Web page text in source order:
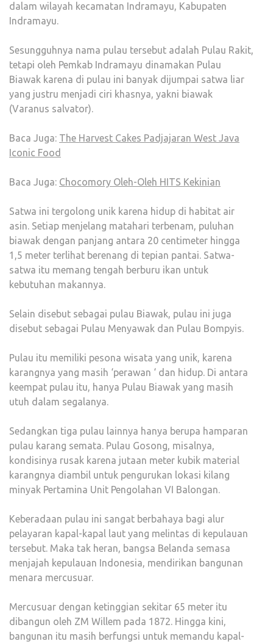
dalam wilayah kecamatan Indramayu, Kabupaten
Indramayu.
Sesungguhnya nama pulau tersebut adalah Pulau Rakit,
tetapi oleh Pemkab Indramayu dinamakan Pulau
Biawak karena di pulau ini banyak dijumpai satwa liar
yang justru menjadi ciri khasnya, yakni biawak
(Varanus salvator).
Baca Juga: The Harvest Cakes Padjajaran West Java
Iconic Food
Baca Juga: Chocomory Oleh-Oleh HITS Kekinian
Satwa ini tergolong unik karena hidup di habitat air
asin. Setiap menjelang matahari terbenam, puluhan
biawak dengan panjang antara 20 centimeter hingga
1,5 meter terlihat berenang di tepian pantai. Satwa-
satwa itu memang tengah berburu ikan untuk
kebutuhan makannya.
Selain disebut sebagai pulau Biawak, pulau ini juga
disebut sebagai Pulau Menyawak dan Pulau Bompyis.
Pulau itu memiliki pesona wisata yang unik, karena
karangnya yang masih ‘perawan ‘ dan hidup. Di antara
keempat pulau itu, hanya Pulau Biawak yang masih
utuh dalam segalanya.
Sedangkan tiga pulau lainnya hanya berupa hamparan
pulau karang semata. Pulau Gosong, misalnya,
kondisinya rusak karena jutaan meter kubik material
karangnya diambil untuk pengurukan lokasi kilang
minyak Pertamina Unit Pengolahan VI Balongan.
Keberadaan pulau ini sangat berbahaya bagi alur
pelayaran kapal-kapal laut yang melintas di kepulauan
tersebut. Maka tak heran, bangsa Belanda semasa
menjajah kepulauan Indonesia, mendirikan bangunan
menara mercusuar.
Mercusuar dengan ketinggian sekitar 65 meter itu
dibangun oleh ZM Willem pada 1872. Hingga kini,
bangunan itu masih berfungsi untuk memandu kapal-